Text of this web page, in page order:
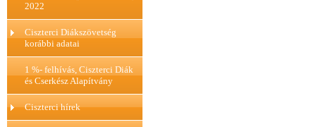
2022
Ciszterci Diákszövetség
korábbi adatai
1 %- felhívás, Ciszterci Diák
és Cserkész Alapítvány
Ciszterci hírek